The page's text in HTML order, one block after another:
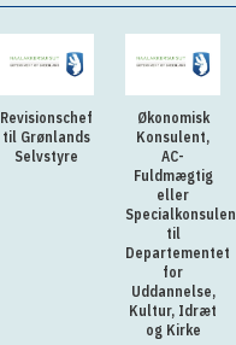
Revisionschef
til Grønlands
Selvstyre
Økonomisk
Konsulent,
AC-
Fuldmægtig
eller
Specialkonsulent
til
Departementet
for
Uddannelse,
Kultur, Idræt
og Kirke